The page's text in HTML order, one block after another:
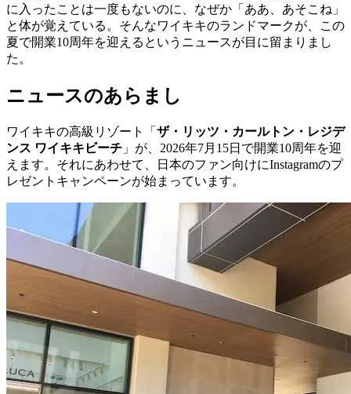
に入ったことは一度もないのに、なぜか「ああ、あそこね」
と体が覚えている。そんなワイキキのランドマークが、この
夏で開業10周年を迎えるというニュースが目に留まりまし
た。
ニュースのあらまし
ワイキキの高級リゾート「 ザ・リッツ・カールトン・レジデ
ンス ワイキキビーチ 」が、2026年7月15日で開業10周年を迎
えます。それにあわせて、日本のファン向けにInstagramのプ
レゼントキャンペーンが始まっています。